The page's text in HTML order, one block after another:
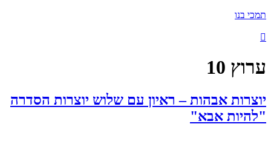
תמכי בנו
ערוץ 10
יוצרות אבהות – ראיון עם שלוש יוצרות הסדרה
"להיות אבא"